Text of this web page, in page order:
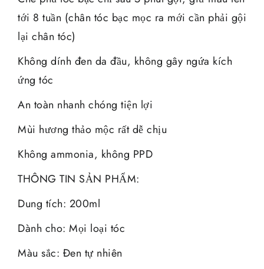
tới 8 tuần (chân tóc bạc mọc ra mới cần phải gội
lại chân tóc)
Không dính đen da đầu, không gây ngứa kích
ứng tóc
An toàn nhanh chóng tiện lợi
Mùi hương thảo mộc rất dễ chịu
Không ammonia, không PPD
THÔNG TIN SẢN PHẨM:
Dung tích: 200ml
Dành cho: Mọi loại tóc
Màu sắc: Đen tự nhiên